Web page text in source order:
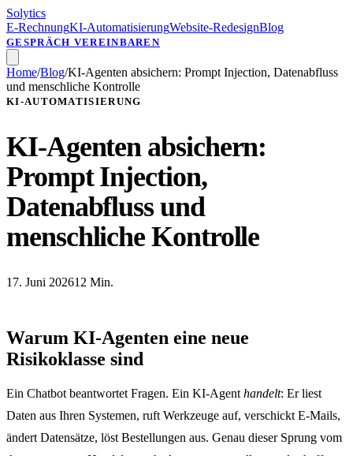
Solytics
E-RechnungKI-AutomatisierungWebsite-RedesignBlog
GESPRÄCH VEREINBAREN
Home/Blog/KI-Agenten absichern: Prompt Injection, Datenabfluss
und menschliche Kontrolle
KI-AUTOMATISIERUNG
KI-Agenten absichern:
Prompt Injection,
Datenabfluss und
menschliche Kontrolle
17. Juni 202612 Min.
Warum KI-Agenten eine neue
Risikoklasse sind
Ein Chatbot beantwortet Fragen. Ein KI-Agent handelt: Er liest
Daten aus Ihren Systemen, ruft Werkzeuge auf, verschickt E-Mails,
ändert Datensätze, löst Bestellungen aus. Genau dieser Sprung vom